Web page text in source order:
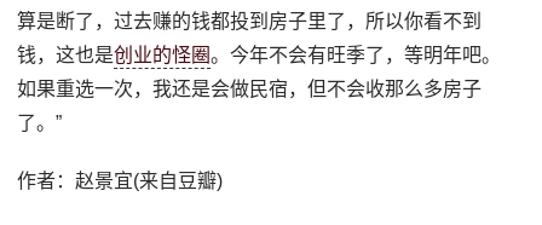
算是断了，过去赚的钱都投到房子里了，所以你看不到
钱，这也是创业的怪圈。今年不会有旺季了，等明年吧。
如果重选一次，我还是会做民宿，但不会收那么多房子
了。”
作者：赵景宜(来自豆瓣)